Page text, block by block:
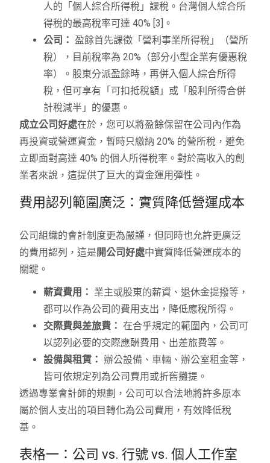
人的「個人綜合所得稅」課稅。台灣個人綜合所
得稅的最高稅率可達 40% [3]。
公司： 盈餘首先課徵「營利事業所得稅」（營所
稅），目前稅率為 20%（部分小型企業有優惠稅
率）。股東分派盈餘時，再併入個人綜合所得
稅，但可享有「可扣抵稅額」或「股利所得合併
計稅減半」的優惠。
成立公司好處在於，您可以將盈餘保留在公司內作為
再投資或營運資金，暫時只繳納 20% 的營所稅，避免
立即面對高達 40% 的個人所得稅率。對於高收入的創
業者來說，這提供了巨大的資金運用彈性。
費用認列範圍廣泛：實質降低營運成本
公司組織的會計制度更為嚴謹，但同時也允許更廣泛
的費用認列，這是 開公司好處中實質降低營運成本的
關鍵。
薪資費用： 業主或股東的薪資、退休金提撥等，
都可以作為公司的費用支出，降低應稅所得。
交際費與差旅費： 在合乎規定的範圍內，公司可
以認列必要的交際應酬費用、出差旅費等。
設備與租賃： 辦公設備、車輛、辦公室租金等，
皆可依規定列為公司費用或折舊攤提。
透過專業會計師的規劃，公司可以合法地將許多原本
屬於個人支出的項目轉化為公司費用，有效降低稅
基。
表格一：公司 vs. 行號 vs. 個人工作室